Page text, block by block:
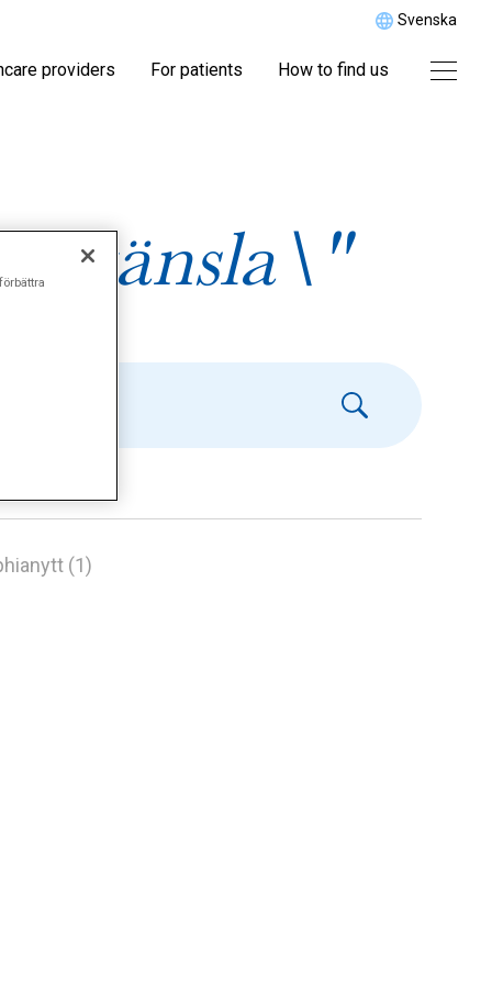
Svenska
providers For patients How to find us
(1)